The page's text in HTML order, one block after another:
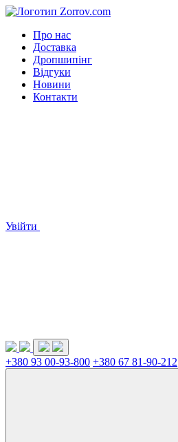
Про нас
Доставка
Дропшипінг
Відгуки
Новини
Контакти
Увійти
+380 93 00-93-800 +380 67 81-90-212